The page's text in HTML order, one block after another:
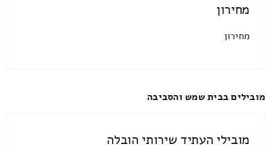
מחירון
מחירון
מובילים בבית שמש והסביבה
מובילי העתיד שירותי הובלה